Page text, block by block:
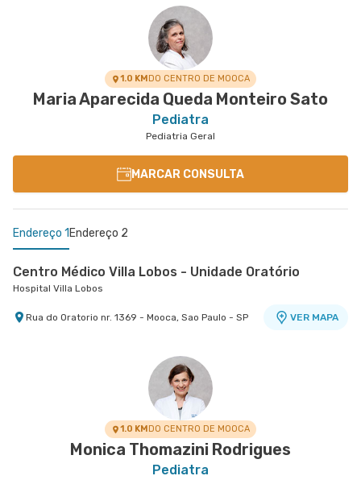
1.0 KMDO CENTRO DE MOOCA
Maria Aparecida Queda Monteiro Sato
Pediatra
Pediatria Geral
MARCAR CONSULTA
Endereço 1 Endereço 2
Centro Médico Villa Lobos - Unidade Oratório
Hospital Villa Lobos
Rua do Oratorio nr. 1369 - Mooca, Sao Paulo - SP VER MAPA
Hospital e Maternidade São Luiz Anália Franco
Rua Francisco Marengo nr. 1429 Clinivac - Clínica
de Vacinas - Tatuape, Sao Paulo - SP
1.0 KMDO CENTRO DE MOOCA
Monica Thomazini Rodrigues
Pediatra